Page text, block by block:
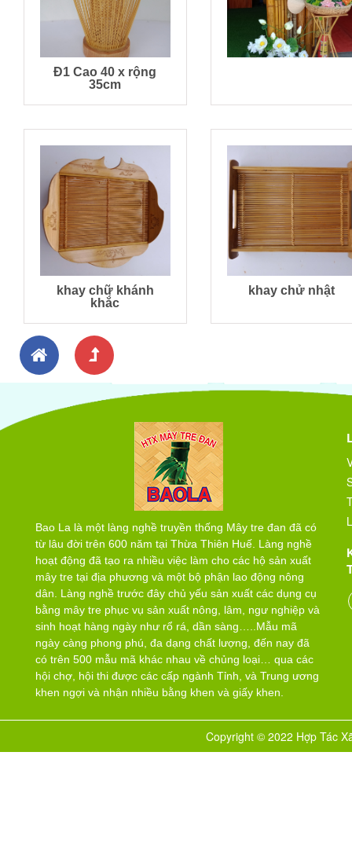
Đ1 Cao 40 x rộng
35cm
khay chữ khánh
khắc
khay chử nhật
Bao La là một làng nghề truyền thống Mây tre đan đã có
từ lâu đời trên 600 năm tại Thừa Thiên Huế. Làng nghề
hoạt động đã tạo ra nhiều việc làm cho các hộ sản xuất
mây tre tại địa phương và một bộ phận lao động nông
dân. Làng nghề trước đây chủ yếu sản xuất các dụng cụ
bằng mây tre phục vụ sản xuất nông, lâm, ngư nghiệp và
sinh hoạt hàng ngày như rổ rá, dần sàng…..Mẫu mã
ngày càng phong phú, đa dạng chất lượng, đến nay đã
có trên 500 mẫu mã khác nhau về chủng loại… qua các
hội chợ, hội thi được các cấp ngành Tỉnh, và Trung ương
khen ngợi và nhận nhiều bằng khen và giấy khen.
Copyright © 2022 Hợp Tác